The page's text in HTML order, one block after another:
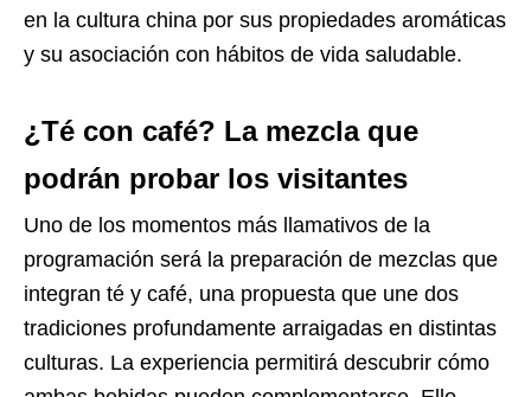
en la cultura china por sus propiedades aromáticas
y su asociación con hábitos de vida saludable.
¿Té con café? La mezcla que
podrán probar los visitantes
Uno de los momentos más llamativos de la
programación será la preparación de mezclas que
integran té y café, una propuesta que une dos
tradiciones profundamente arraigadas en distintas
culturas. La experiencia permitirá descubrir cómo